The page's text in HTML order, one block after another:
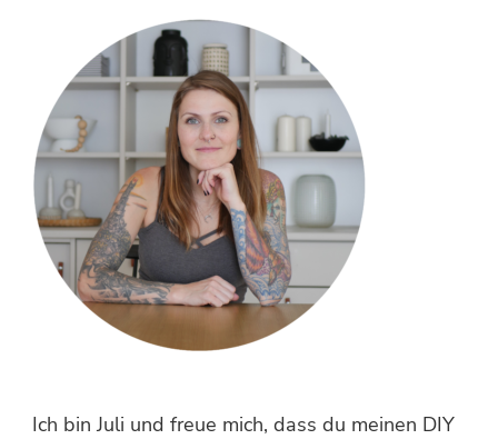
Ich bin Juli und freue mich, dass du meinen DIY